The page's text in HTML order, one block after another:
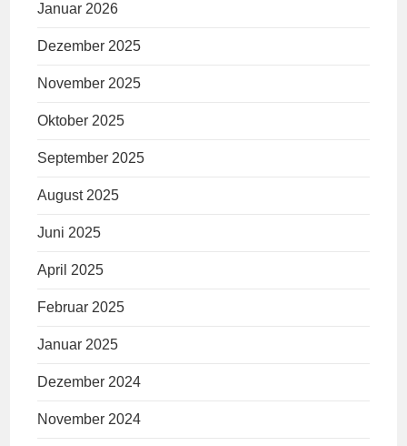
Januar 2026
Dezember 2025
November 2025
Oktober 2025
September 2025
August 2025
Juni 2025
April 2025
Februar 2025
Januar 2025
Dezember 2024
November 2024